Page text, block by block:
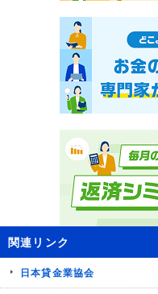
関連リンク
日本貸金業協会